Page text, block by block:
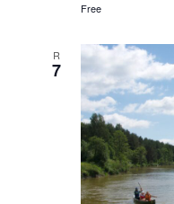
Free
R
7